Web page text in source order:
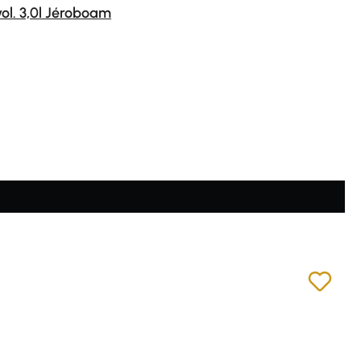
3,0l Jéroboam